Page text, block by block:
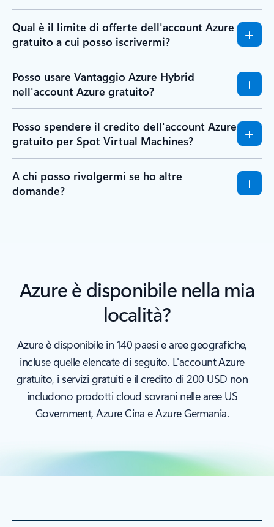
Qual è il limite di offerte dell'account Azure
gratuito a cui posso iscrivermi?
Posso usare Vantaggio Azure Hybrid
nell'account Azure gratuito?
Posso spendere il credito dell'account Azure
gratuito per Spot Virtual Machines?
A chi posso rivolgermi se ho altre
domande?
Azure è disponibile nella mia
località?
Azure è disponibile in 140 paesi e aree geografiche,
incluse quelle elencate di seguito. L'account Azure
gratuito, i servizi gratuiti e il credito di 200 USD non
includono prodotti cloud sovrani nelle aree US
Government, Azure Cina e Azure Germania.